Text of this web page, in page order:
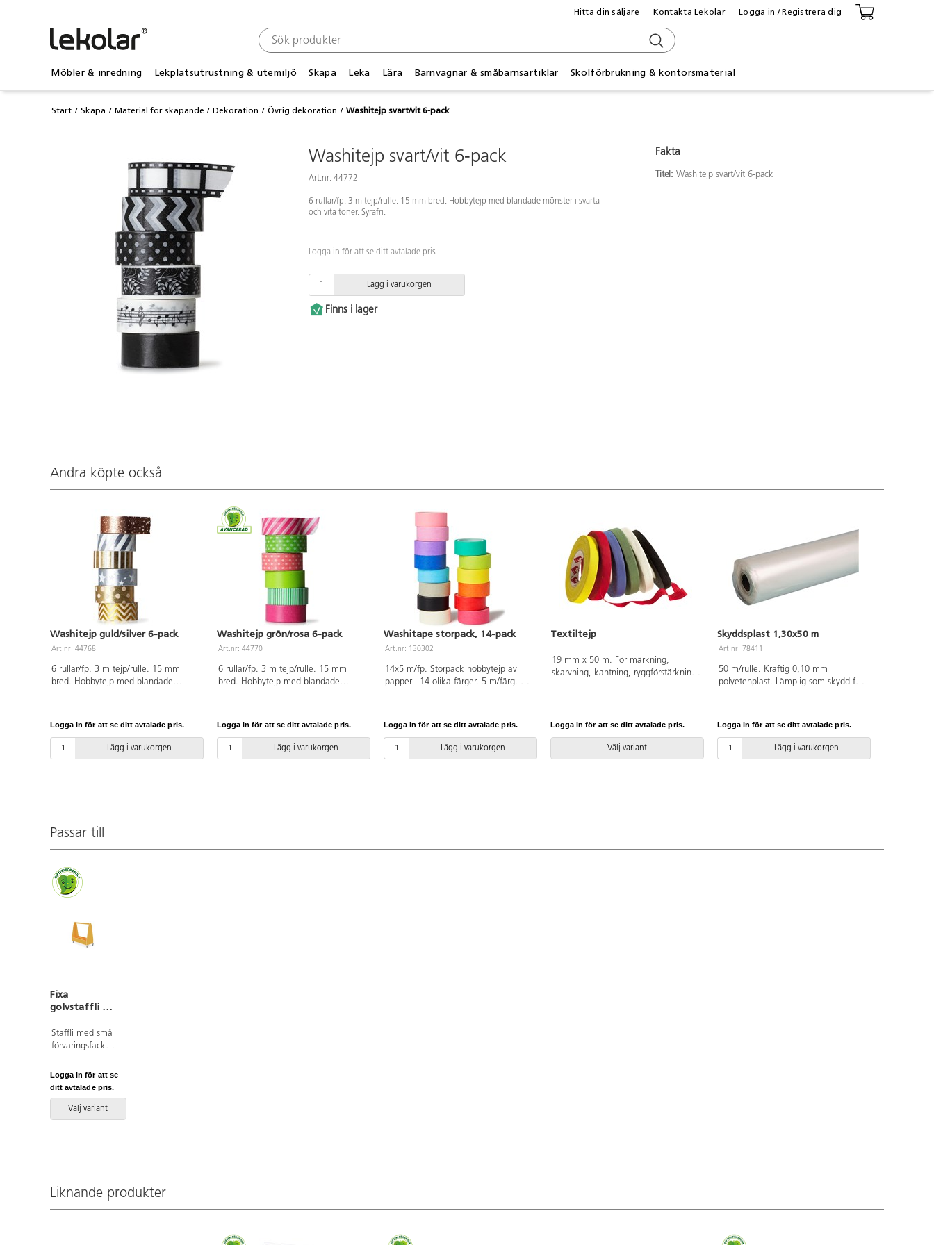
Möbler & inredning Lekplatsutrustning & utemiljö Skapa Leka Lära Barnvagnar & småbarnsartiklar Skolförbrukning & kontorsmaterial
Hitta din säljare Kontakta Lekolar Logga in / Registrera dig
Start Skapa Material för skapande Dekoration Övrig dekoration Washitejp svart/vit 6-pack
Washitejp svart/vit 6-pack
Art.nr: 44772
6 rullar/fp. 3 m tejp/rulle. 15 mm bred. Hobbytejp med blandade mönster i svarta
och vita toner. Syrafri.
Logga in för att se ditt avtalade pris.
Lägg i varukorgen
Finns i lager
Fakta
Titel:Washitejp svart/vit 6-pack
Andra köpte också
Washitejp guld/silver 6-pack
Art.nr: 44768
6 rullar/fp. 3 m tejp/rulle. 15 mm
bred. Hobbytejp med blandade
Logga in för att se ditt avtalade pris.
Lägg i varukorgen
Washitejp grön/rosa 6-pack
Art.nr: 44770
6 rullar/fp. 3 m tejp/rulle. 15 mm
bred. Hobbytejp med blandade
Logga in för att se ditt avtalade pris.
Lägg i varukorgen
Washitape storpack, 14-pack
Art.nr: 130302
14x5 m/fp. Storpack hobbytejp av
papper i 14 olika färger. 5 m/färg. 15
Logga in för att se ditt avtalade pris.
Lägg i varukorgen
Textiltejp
19 mm x 50 m. För märkning,
skarvning, kantning, ryggförstärkning
Logga in för att se ditt avtalade pris.
Välj variant
Skyddsplast 1,30x50 m
Art.nr: 78411
50 m/rulle. Kraftig 0,10 mm
polyetenplast. Lämplig som skydd för
Logga in för att se ditt avtalade pris.
Lägg i varukorgen
Passar till
Fixa
golvstaffli 3:2
Staffli med små
förvaringsfack.
16 mm
björkplywood.
är med
högtryckslaminat.
av de två staffli
vi erbjuder i vår
Logga in för att se
ditt avtalade pris.
Välj variant
Liknande produkter